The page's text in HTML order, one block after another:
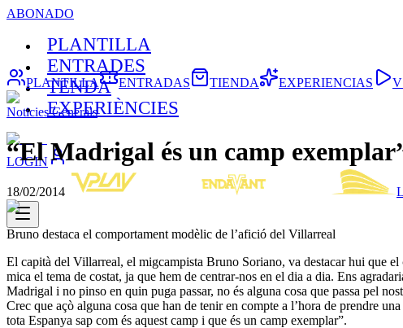
ABONADO
PLANTILLA
ENTRADES
TENDA
EXPERIÈNCIES
LOGIN
PLANTILLA ENTRADAS TIENDA EXPERIENCIAS
Noticies Generals
“El Madrigal és un camp
18/02/2014
Bruno destaca el comportament modèlic de l’afició del Villarreal
El capità del Villarreal, el migcampista Bruno Soriano, va destacar hui que
mica el tema de costat, ja que hem de centrar-nos en el dia a dia. Ens
Madrigal i no pinso en quin puga passar, no és alguna cosa que passa pel
Crec que açò alguna cosa que han de tenir en compte a l’hora de prendre
tota Espanya sap com és aquest camp i que és un camp exemplar”.